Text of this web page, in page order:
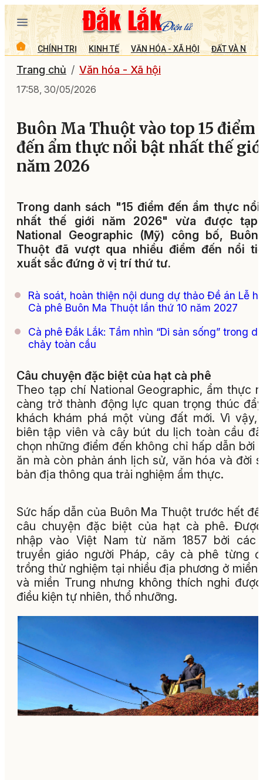
CHÍNH TRỊ KINH TẾ VĂN HÓA - XÃ HỘI ĐẤT VÀ
Trang chủ Văn hóa - Xã hội
17:58, 30/05/2026
Buôn Ma Thuột vào top 15 điểm
đến ẩm thực nổi bật nhất thế
năm 2026
Trong danh sách "15 điểm đến ẩm thực
nhất thế giới năm 2026" vừa được tạp
National Geographic (Mỹ) công bố, Buôn
Thuột đã vượt qua nhiều điểm đến nổi
xuất sắc đứng ở vị trí thứ tư.
Rà soát, hoàn thiện nội dung dự thảo Đề án Lễ
Cà phê Buôn Ma Thuột lần thứ 10 năm 2027
Cà phê Đắk Lắk: Tầm nhìn “Di sản sống” trong
chảy toàn cầu
Câu chuyện đặc biệt của hạt cà phê
Theo tạp chí National Geographic, ẩm thực
càng trở thành động lực quan trọng thúc
khách khám phá một vùng đất mới. Vì vậy,
biên tập viên và cây bút du lịch toàn cầu
chọn những điểm đến không chỉ hấp dẫn bởi
ăn mà còn phản ánh lịch sử, văn hóa và đời
bản địa thông qua trải nghiệm ẩm thực.
Sức hấp dẫn của Buôn Ma Thuột trước hết
câu chuyện đặc biệt của hạt cà phê.
nhập vào Việt Nam từ năm 1857 bởi các
truyền giáo người Pháp, cây cà phê từng
trồng thử nghiệm tại nhiều địa phương ở miền
và miền Trung nhưng không thích nghi
điều kiện tự nhiên, thổ nhưỡng.